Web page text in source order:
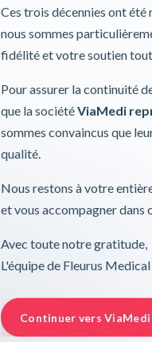
Ces trois décennies ont
nous sommes
fidélité et votre soutien
Pour assurer la continuité
que la sociétéViaMedi
sommes convaincus que
qualité.
Nous restons à votre
et vous accompagner dans
Avec toute notre gratitude,
L'équipe de Fleurus Medical
Continuer vers ViaMedi